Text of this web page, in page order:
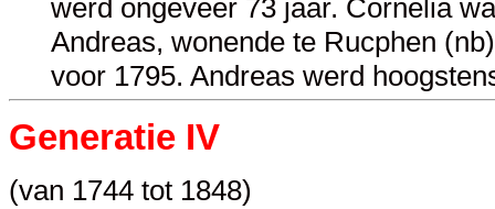
werd ongeveer 73 jaar. Cornelia
Andreas, wonende te Rucphen
voor 1795. Andreas werd
Generatie IV
(van 1744 tot 1848)